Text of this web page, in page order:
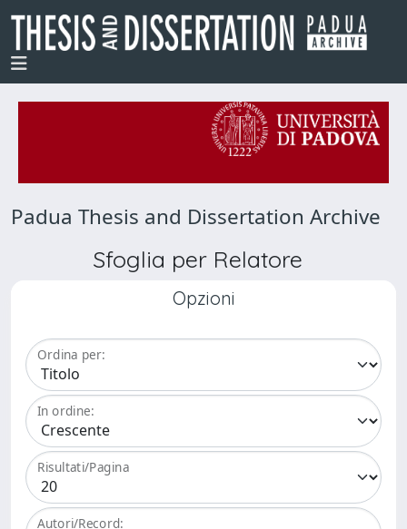
Padua Thesis and Dissertation Archive
Sfoglia per Relatore
Opzioni
Ordina per:
In ordine:
Risultati/Pagina
Autori/Record: